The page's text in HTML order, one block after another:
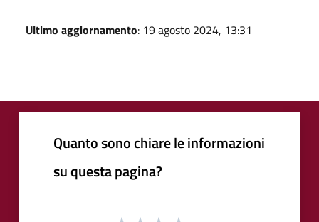
Ultimo aggiornamento: 19 agosto 2024, 13:31
Quanto sono chiare le informazioni
su questa pagina?